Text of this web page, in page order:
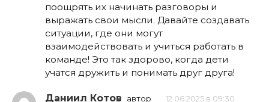
поощрять их начинать разговоры и
выражать свои мысли. Давайте создавать
ситуации, где они могут
взаимодействовать и учиться работать в
команде! Это так здорово, когда дети
учатся дружить и понимать друг друга!
Даниил Котов автор 12.06.2025 в 09:30